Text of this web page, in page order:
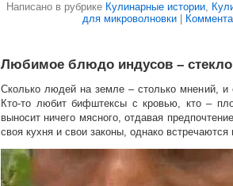
Написано в рубрике Кулинарные истории,
для микроволновки
Любимое блюдо индусов –
Сколько людей на земле – столько мнений, и
Кто-то любит бифштексы с кровью, кто –
выносит ничего мясного, отдавая
своя кухня и свои законы, однако встречаются